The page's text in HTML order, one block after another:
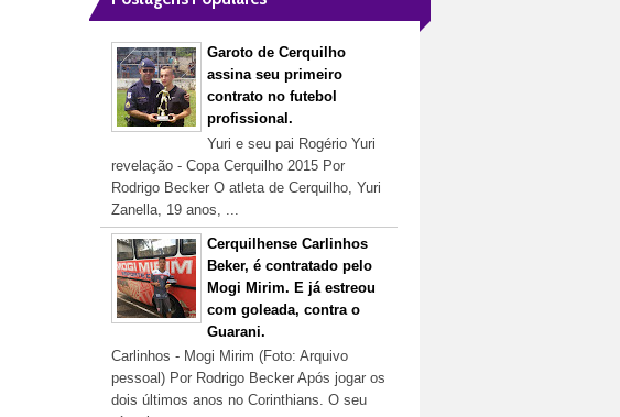
Garoto de Cerquilho
assina seu primeiro
contrato no futebol
profissional.
Yuri e seu pai Rogério Yuri
revelação - Copa Cerquilho 2015 Por
Rodrigo Becker O atleta de Cerquilho, Yuri
Zanella, 19 anos, ...
Cerquilhense Carlinhos
Beker, é contratado pelo
Mogi Mirim. E já estreou
com goleada, contra o
Guarani.
Carlinhos - Mogi Mirim (Foto: Arquivo
pessoal) Por Rodrigo Becker Após jogar os
dois últimos anos no Corinthians. O seu